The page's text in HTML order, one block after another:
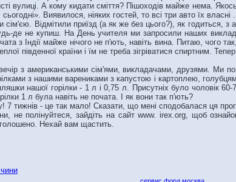
вулиці. А кому кидати сміття? Пішоходів майже нема.
Виявилося, ніяких гостей, то всі три авто їх власні .
Відмітили приїзд (а як же без цього?), як годиться,
де не купиш. На День учителя ми запросили наших
з Індії майже нічого не п'ють, навіть вина. Питаю, чого
південної країни і їм не треба зігріватися спиртним.
з американськими сім'ями, викладачами, друзями. Ми
з нашими варениками з капустою і картоплею,
нашої горілки - 1 л і 0,75 л. Присутніх було чоловік
1 л була навіть не почата. І як вони так п'ють?
тижнів - це так мало! Сказати, що мені сподобалася ця
не полінуйтеся, зайдіть на сайт www. irex.org, щоб
Нехай вам щастить.